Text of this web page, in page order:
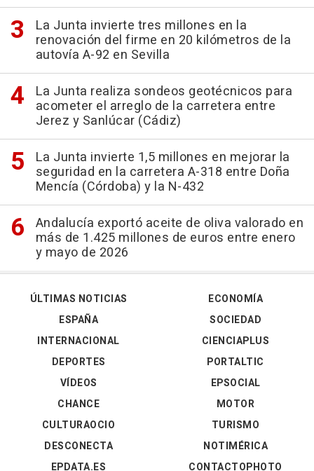
La Junta invierte tres millones en la
renovación del firme en 20 kilómetros de la
autovía A-92 en Sevilla
La Junta realiza sondeos geotécnicos para
acometer el arreglo de la carretera entre
Jerez y Sanlúcar (Cádiz)
La Junta invierte 1,5 millones en mejorar la
seguridad en la carretera A-318 entre Doña
Mencía (Córdoba) y la N-432
Andalucía exportó aceite de oliva valorado en
más de 1.425 millones de euros entre enero
y mayo de 2026
ÚLTIMAS NOTICIAS
ESPAÑA
INTERNACIONAL
DEPORTES
VÍDEOS
ECONOMÍA
SOCIEDAD
CIENCIAPLUS
PORTALTIC
EPSOCIAL
CHANCE
CULTURAOCIO
DESCONECTA
EPDATA.ES
MOTOR
TURISMO
NOTIMÉRICA
CONTACTOPHOTO